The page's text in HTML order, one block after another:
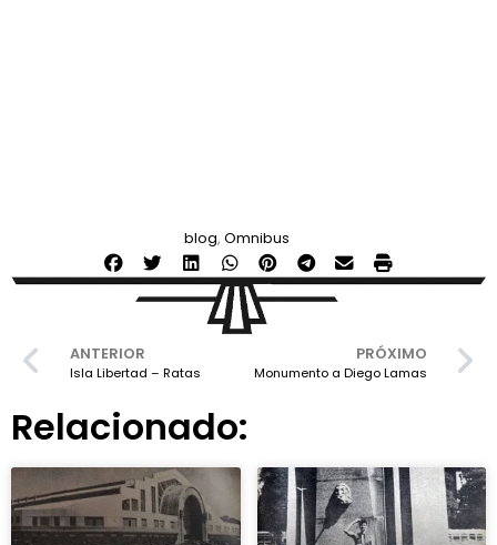
blog, Omnibus
ANTERIOR
Isla Libertad – Ratas
PRÓXIMO
Monumento a Diego Lamas
Relacionado: